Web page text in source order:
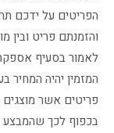
הפריטים על ידכם
והזמנתם פריט ובין
לאמור בסעיף
המזמין יהיה המחיר
פריטים אשר
בכפוף לכך שהמבצע